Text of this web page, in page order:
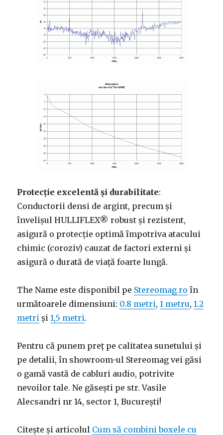
Protecție excelentă și durabilitate:
Conductorii densi de argint, precum și
învelișul HULLIFLEX® robust și rezistent,
asigură o protecție optimă împotriva atacului
chimic (coroziv) cauzat de factori externi și
asigură o durată de viață foarte lungă.
The Name este disponibil pe Stereomag.ro în
următoarele dimensiuni: 0.8 metri,1 metru,1.2
metri și1,5 metri.
Pentru că punem preț pe calitatea sunetului și
pe detalii, în showroom-ul Stereomag vei găsi
o gamă vastă de cabluri audio, potrivite
nevoilor tale. Ne găsești pe str. Vasile
Alecsandri nr 14, sector 1, București!
Citește și articolul Cum să combini boxele cu